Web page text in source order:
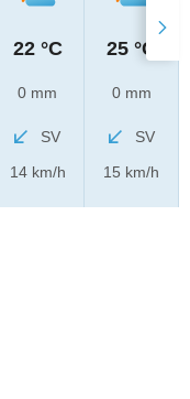
22 °C
0 mm
SV
14 km/h
25 °C
0 mm
SV
15 km/h